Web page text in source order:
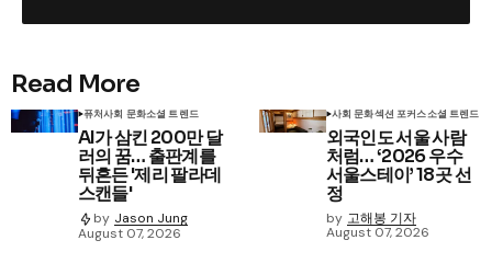
Read More
퓨처사회 문화소셜 트렌드
AI가 삼킨 200만 달
러의 꿈… 출판계를
뒤흔든 '제리 팔라데
스캔들'
by Jason Jung
August 07, 2026
사회 문화섹션 포커스소셜 트렌드
외국인도 서울 사람
처럼… ‘2026 우수
서울스테이’ 18곳 선
정
by 고해봉 기자
August 07, 2026